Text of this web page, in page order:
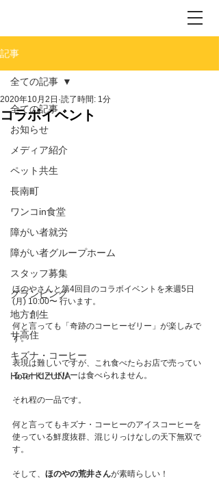
記事
全ての記事
お知らせ
メディア紹介
ペット共生
長南町
ワンコin食堂
障がい者就労
障がい者グループホーム
スタッフ募集
グランピング
地方創生
サ高住
キズナ・コーヒー
Hotel KIZUNA
全ての記事
コラボイベント
2020年10月2日 読了時間: 1分
ほのやさんと第4回目のコラボイベントを来週5日
(月) 10:00〜 行います。
何と言っても「奇跡のコーヒーゼリー」が楽しみで
す。
表現は難しいですが、これ食べたらお店で売ってい
るコーヒーゼリーは食べられません。
それ程の一品です。
何と言ってもキズナ・コーヒーのアイスコーヒーを
使っている鮮度抜群、混じりっけなしの天下無双で
す。
そして、 ほのやの荒井さんが素晴らしい！